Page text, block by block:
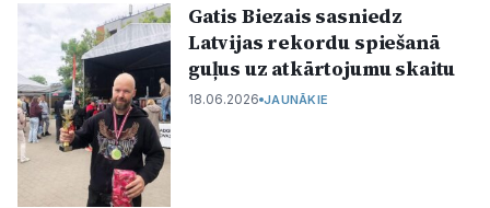
Gatis Biezais sasniedz
Latvijas rekordu spiešanā
guļus uz atkārtojumu skaitu
18.06.2026 JAUNĀKIE